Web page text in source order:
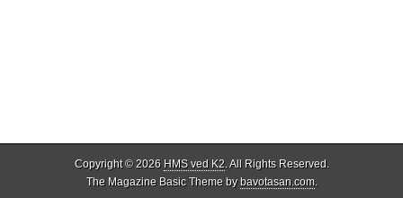
Copyright © 2026 HMS ved K2. All Rights Reserved.
The Magazine Basic Theme bybavotasan.com.